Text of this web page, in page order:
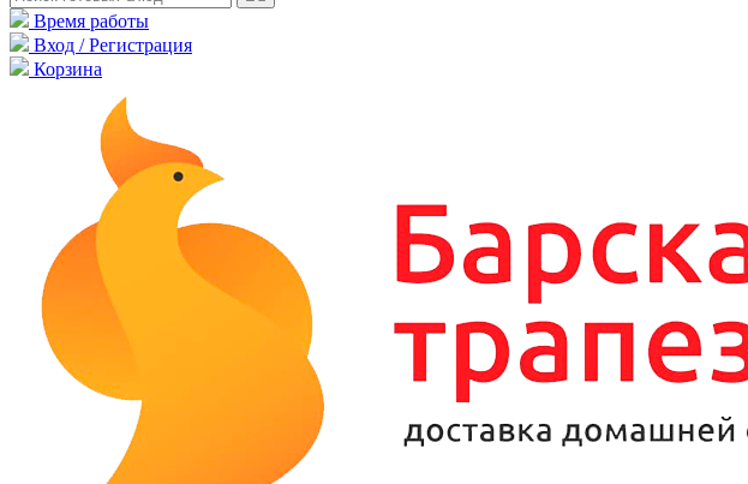
Время работы
Вход / Регистрация
Корзина